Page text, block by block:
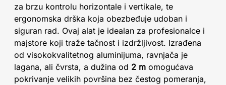
za brzu kontrolu horizontale i vertikale, te
ergonomska drška koja obezbeđuje udoban i
siguran rad. Ovaj alat je idealan za profesionalce i
majstore koji traže tačnost i izdržljivost. Izrađena
od visokokvalitetnog aluminijuma, ravnjača je
lagana, ali čvrsta, a dužina od 2 m omogućava
pokrivanje velikih površina bez čestog pomeranja,